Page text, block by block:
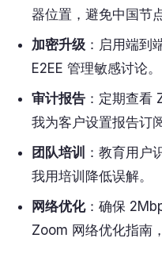
器位置，避免中国节
加密升级 ：启用端到
E2EE 管理敏感讨论。
审计报告 ：定期查看
我为客户设置报告订阅
团队培训 ：教育用户
我用培训降低误解。
网络优化：确保
Zoom 网络优化指南